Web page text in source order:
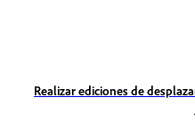
Realizar ediciones de